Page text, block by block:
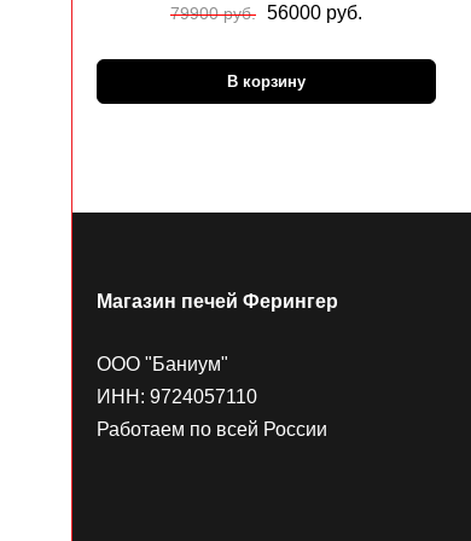
79900 руб. 56000 руб.
В корзину
Магазин печей Ферингер
ООО "Баниум"
ИНН: 9724057110
Работаем по всей России